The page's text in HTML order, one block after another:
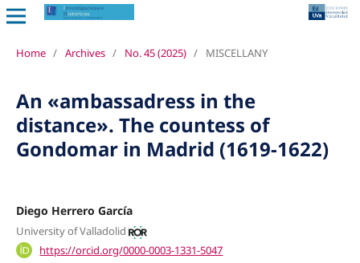
Home / Archives / No. 45 (2025) / MISCELLANY
An «ambassadress in the
distance». The countess of
Gondomar in Madrid (1619-1622)
Diego Herrero García
University of Valladolid
https://orcid.org/0000-0003-1331-5047